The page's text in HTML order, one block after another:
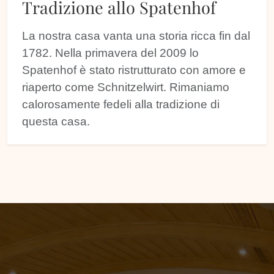
Tradizione allo Spatenhof
La nostra casa vanta una storia ricca fin dal
1782. Nella primavera del 2009 lo
Spatenhof è stato ristrutturato con amore e
riaperto come Schnitzelwirt. Rimaniamo
calorosamente fedeli alla tradizione di
questa casa.